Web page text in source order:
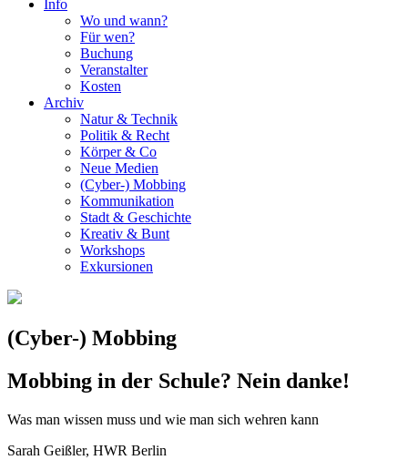
Info
Wo und wann?
Für wen?
Buchung
Veranstalter
Kosten
Archiv
Natur & Technik
Politik & Recht
Körper & Co
Neue Medien
(Cyber-) Mobbing
Kommunikation
Stadt & Geschichte
Kreativ & Bunt
Workshops
Exkursionen
(Cyber-) Mobbing
Mobbing in der Schule? Nein danke!
Was man wissen muss und wie man sich wehren kann
Sarah Geißler, HWR Berlin